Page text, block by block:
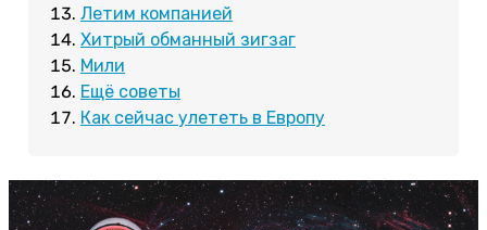
Летим компанией
Хитрый обманный зигзаг
Мили
Ещё советы
Как сейчас улететь в Европу